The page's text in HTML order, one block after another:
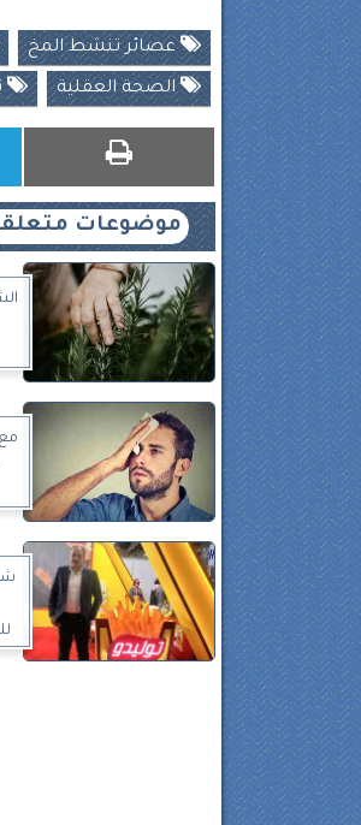
عصائر تنشط المخ
الصحة العقلية
موضوعات